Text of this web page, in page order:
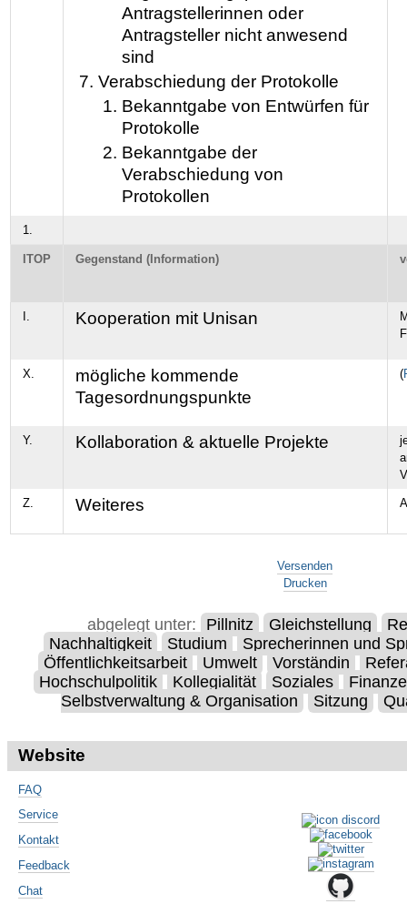
Antragstellerinnen oder
Antragsteller nicht anwesend
sind
Verabschiedung der Protokolle
Bekanntgabe von Entwürfen für
Protokolle
Bekanntgabe der
Verabschiedung von
Protokollen
1.
ITOP Gegenstand (Information)
Kooperation mit Unisan
X.
mögliche kommende
Tagesordnungspunkte
(
Y. Kollaboration & aktuelle Projekte
Z. Weiteres
Versenden
Drucken
abgelegt unter: Pillnitz Gleichstellung
Nachhaltigkeit
Studium
Sprecherinnen und
Öffentlichkeitsarbeit
Umwelt Vorständin
Hochschulpolitik
Kollegialität Soziales
Selbstverwaltung & Organisation
Sitzung
Website
FAQ
Service
Kontakt
Feedback
Chat